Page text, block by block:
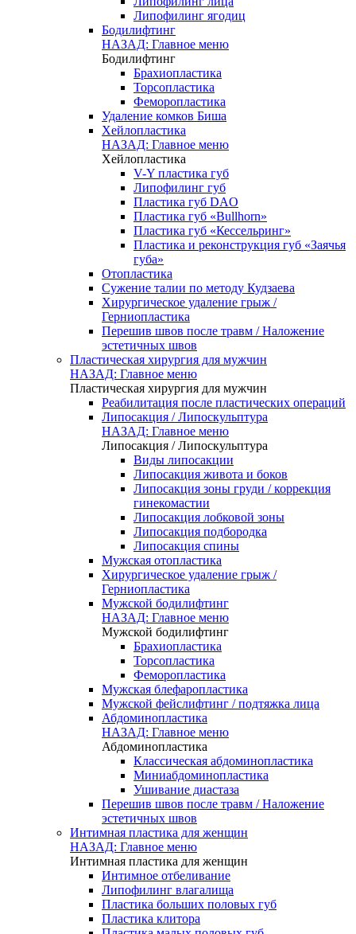
Липофилинг ягодиц
Бодилифтинг
НАЗАД: Главное меню
Бодилифтинг
Брахиопластика
Торсопластика
Феморопластика
Удаление комков Биша
Хейлопластика
НАЗАД: Главное меню
Хейлопластика
V-Y пластика губ
Липофилинг губ
Пластика губ DAO
Пластика губ «Bullhorn»
Пластика губ «Кессельринг»
Пластика и реконструкция губ «Заячья
губа»
Отопластика
Сужение талии по методу Кудзаева
Хирургическое удаление грыж /
Герниопластика
Перешив швов после травм / Наложение
эстетичных швов
Пластическая хирургия для мужчин
НАЗАД: Главное меню
Пластическая хирургия для мужчин
Реабилитация после пластических операций
Липосакция / Липоскульптура
НАЗАД: Главное меню
Липосакция / Липоскульптура
Виды липосакции
Липосакция живота и боков
Липосакция зоны груди / коррекция
гинекомастии
Липосакция лобковой зоны
Липосакция подбородка
Липосакция спины
Мужская отопластика
Хирургическое удаление грыж /
Герниопластика
Мужской бодилифтинг
НАЗАД: Главное меню
Мужской бодилифтинг
Брахиопластика
Торсопластика
Феморопластика
Мужская блефаропластика
Мужской фейслифтинг / подтяжка лица
Абдоминопластика
НАЗАД: Главное меню
Абдоминопластика
Классическая абдоминопластика
Миниабдоминопластика
Ушивание диастаза
Перешив швов после травм / Наложение
эстетичных швов
Интимная пластика для женщин
НАЗАД: Главное меню
Интимная пластика для женщин
Интимное отбеливание
Липофилинг влагалища
Пластика больших половых губ
Пластика клитора